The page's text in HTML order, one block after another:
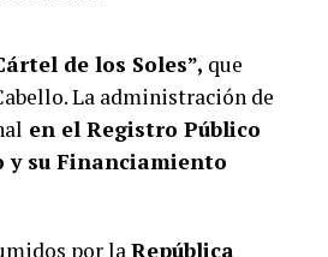
de los Soles”, que
La administración de
en el Registro Público
y su Financiamiento
por laRepública